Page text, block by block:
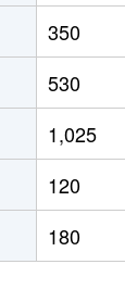
350
530
1,025
120
180